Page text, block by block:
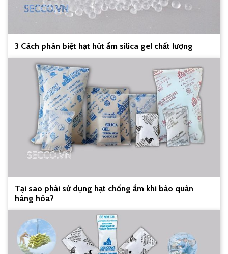
3 Cách phân biệt hạt hút ẩm silica gel chất lượng
Tại sao phải sử dụng hạt chống ẩm khi bảo quản
hàng hóa?